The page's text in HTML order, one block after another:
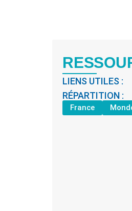
LIENS UTILES :
RÉPARTITION :
France